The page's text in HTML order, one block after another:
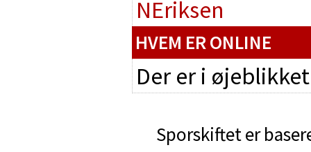
NEriksen
HVEM ER ONLINE
Der er i
Sporskiftet er